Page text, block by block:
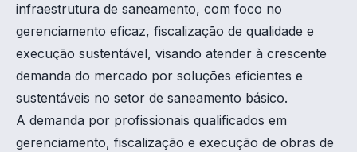
infraestrutura de saneamento, com foco no
gerenciamento eficaz, fiscalização de qualidade e
execução sustentável, visando atender à crescente
demanda do mercado por soluções eficientes e
sustentáveis no setor de saneamento básico.
A demanda por profissionais qualificados em
gerenciamento, fiscalização e execução de obras de